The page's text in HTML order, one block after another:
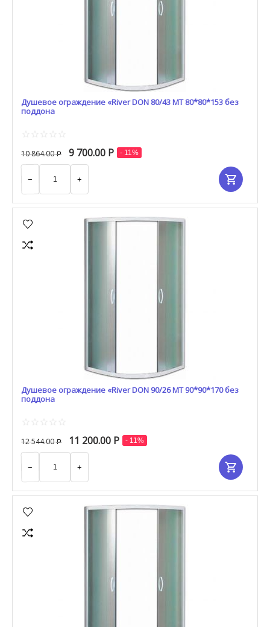
Душевое ограждение «River DON 80/43 МТ 80*80*153 без
поддона
10 864.00 Р 9 700.00 Р - 11%
+
−
Душевое ограждение «River DON 90/26 МТ 90*90*170 без
поддона
12 544.00 Р 11 200.00 Р - 11%
+
−